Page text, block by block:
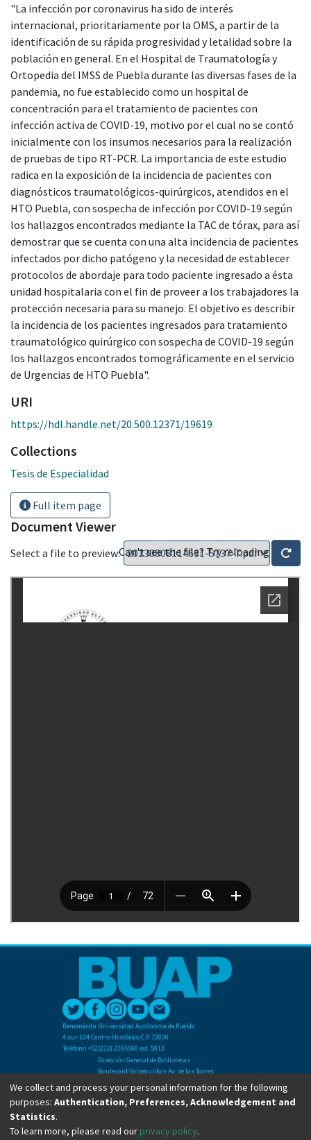
"La infección por coronavirus ha sido de interés
internacional, prioritariamente por la OMS, a partir de la
identificación de su rápida progresividad y letalidad sobre la
población en general. En el Hospital de Traumatología y
Ortopedia del IMSS de Puebla durante las diversas fases de la
pandemia, no fue establecido como un hospital de
concentración para el tratamiento de pacientes con
infección activa de COVID-19, motivo por el cual no se contó
inicialmente con los insumos necesarios para la realización
de pruebas de tipo RT-PCR. La importancia de este estudio
radica en la exposición de la incidencia de pacientes con
diagnósticos traumatológicos-quirúrgicos, atendidos en el
HTO Puebla, con sospecha de infección por COVID-19 según
los hallazgos encontrados mediante la TAC de tórax, para así
demostrar que se cuenta con una alta incidencia de pacientes
infectados por dicho patógeno y la necesidad de establecer
protocolos de abordaje para todo paciente ingresado a ésta
unidad hospitalaria con el fin de proveer a los trabajadores la
protección necesaria para su manejo. El objetivo es describir
la incidencia de los pacientes ingresados para tratamiento
traumatológico quirúrgico con sospecha de COVID-19 según
los hallazgos encontrados tomográficamente en el servicio
de Urgencias de HTO Puebla".
URI
https://hdl.handle.net/20.500.12371/19619
Collections
Tesis de Especialidad
Full item page
Document Viewer
Select a file to preview:Can't see the file? Try reloading
Benemérita Universidad Autónoma de Puebla
4 sur 104 Centro Histórico C.P. 72000
Teléfono +52(222) 2295500 ext. 5013
Dirección General de Bibliotecas
Boulevard Valsequillo y Av. de las Torres
Ciudad Universitaria. Col. San Manuel
C.P. 72570
Teléfono +52 (222) 2295500 Ext 2901
We collect and process your personal information for the following
purposes: Authentication, Preferences, Acknowledgement and
Statistics.
To learn more, please read our privacy policy.